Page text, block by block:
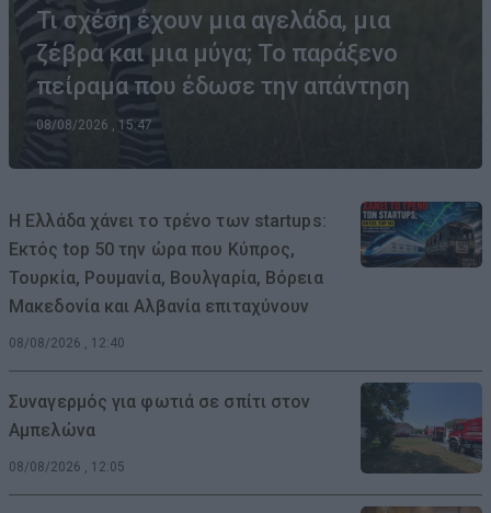
Τι σχέση έχουν μια αγελάδα, μια
ζέβρα και μια μύγα; Το παράξενο
πείραμα που έδωσε την απάντηση
08/08/2026 , 15:47
Η Ελλάδα χάνει το τρένο των startups:
Εκτός top 50 την ώρα που Κύπρος,
Τουρκία, Ρουμανία, Βουλγαρία, Βόρεια
Μακεδονία και Αλβανία επιταχύνουν
08/08/2026 , 12:40
Συναγερμός για φωτιά σε σπίτι στον
Αμπελώνα
08/08/2026 , 12:05